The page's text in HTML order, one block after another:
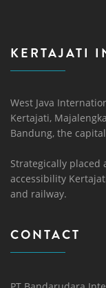
KERTAJATI
West Java
Kertajati,
Bandung, the
Strategically placed
accessibility
and railway.
CONTACT